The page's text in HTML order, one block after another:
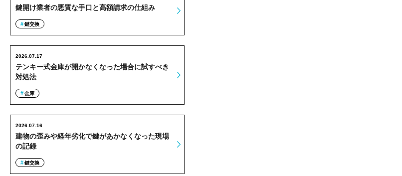
鍵開け業者の悪質な手口と高額請求の仕組み
鍵交換
テンキー式金庫が開かなくなった場合に試すべき
対処法
2026.07.17
金庫
建物の歪みや経年劣化で鍵があかなくなった現場
の記録
2026.07.16
鍵交換